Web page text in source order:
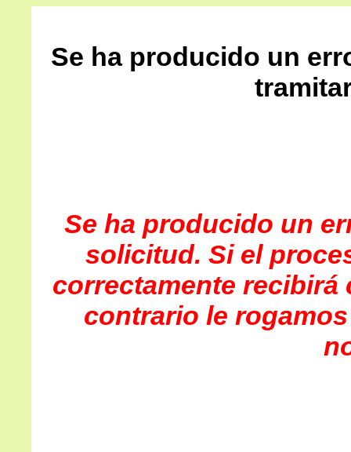
Se ha producido un
Se ha producido un
solicitud. Si el
correctamente recibirá
contrario le